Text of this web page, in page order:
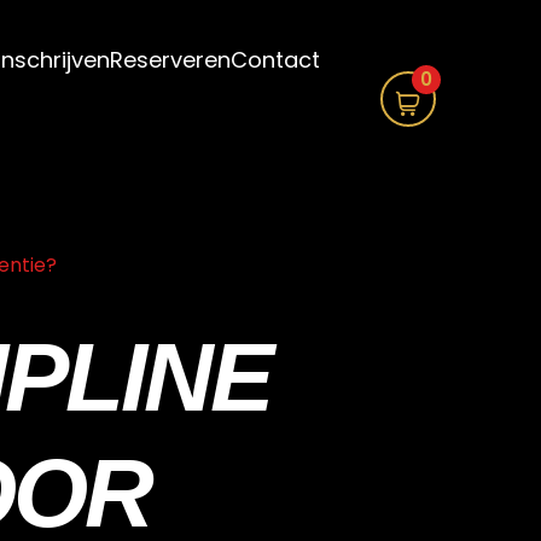
ReserverenContact
0